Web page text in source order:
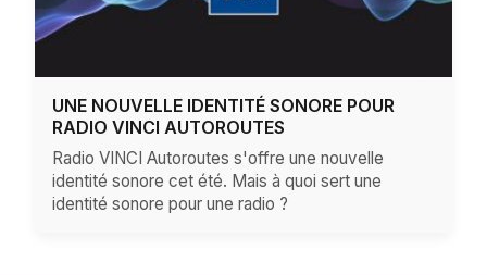
UNE NOUVELLE IDENTITÉ SONORE POUR
RADIO VINCI AUTOROUTES
Radio VINCI Autoroutes s'offre une nouvelle
identité sonore cet été. Mais à quoi sert une
identité sonore pour une radio ?